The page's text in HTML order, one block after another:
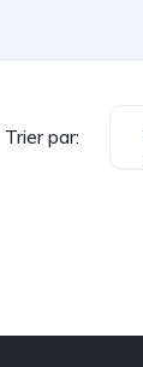
Trier par: